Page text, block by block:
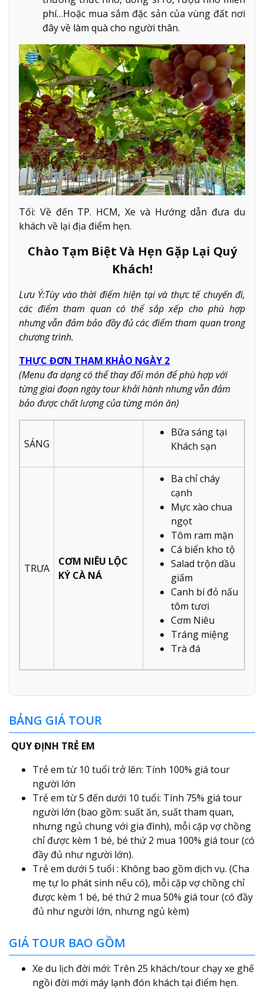
phí…Hoặc mua sắm đặc sản của vùng đất nơi
đây về làm quà cho người thân.
Tối: Về đến TP. HCM, Xe và Hướng dẫn đưa du
khách về lại địa điểm hẹn.
Chào Tạm Biệt Và Hẹn Gặp Lại Quý
Khách!
Lưu Ý:Tùy vào thời điểm hiện tại và thực tế chuyến đi,
các điểm tham quan có thể sắp xếp cho phù hợp
nhưng vẫn đảm bảo đầy đủ các điểm tham quan trong
chương trình.
THỰC ĐƠN THAM KHẢO NGÀY 2
(Menu đa dạng có thể thay đổi món để phù hợp với
từng giai đoạn ngày tour khởi hành nhưng vẫn đảm
bảo được chất lượng của từng món ăn)
SÁNG
Bữa sáng tại
Khách sạn
TRƯA
CƠM NIÊU LỘC
KÝ CÀ NÁ
Ba chỉ cháy
cạnh
Mực xào chua
ngọt
Tôm ram mặn
Cá biển kho tộ
Salad trộn dầu
giấm
Canh bí đỏ nấu
tôm tươi
Cơm Niêu
Tráng miệng
Trà đá
BẢNG GIÁ TOUR
QUY ĐỊNH TRẺ EM
Trẻ em từ 10 tuổi trở lên: Tính 100% giá tour
người lớn
Trẻ em từ 5 đến dưới 10 tuổi: Tính 75% giá tour
người lớn (bao gồm: suất ăn, suất tham quan,
nhưng ngủ chung với gia đình), mỗi cặp vợ chồng
chỉ được kèm 1 bé, bé thứ 2 mua 100% giá tour (có
đầy đủ như người lớn).
Trẻ em dưới 5 tuổi : Không bao gồm dịch vụ. (Cha
mẹ tự lo phát sinh nếu có), mỗi cặp vợ chồng chỉ
được kèm 1 bé, bé thứ 2 mua 50% giá tour (có đầy
đủ như người lớn, nhưng ngủ kèm)
GIÁ TOUR BAO GỒM
Xe du lịch đời mới: Trên 25 khách/tour chạy xe ghế
ngồi đời mới máy lạnh đón khách tại điểm hẹn.